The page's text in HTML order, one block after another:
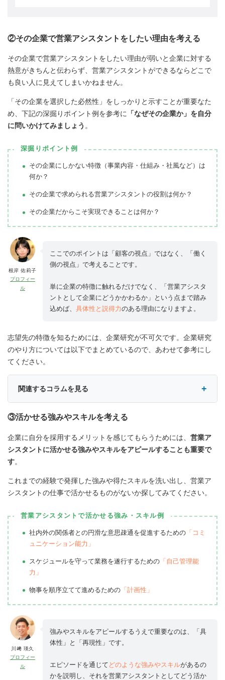
②その企業で営業アシスタントをしたい理由を考える
その企業で営業アシスタントをしたい理由が弱いと企業に対する
熱意がきちんと伝わらず、営業アシスタントができるならどこで
も良い人に見えてしまいかねません。
「その企業を選択した必然性」をしっかりと示すことが重要なた
め、下記の深掘りポイント例を参考に
「なぜその企業か」を自分
に問いかけてみましょう 。
深掘りポイント例
その企業にしかない特徴（事業内容・仕組み・社風など）は
何か？
その企業で求められる営業アシスタントの役割は何か？
その企業だからこそ実現できることは何か？
根岸 佑莉子
プロフィー
ル
ここでのポイントは「顧客の視点」ではなく、「働く
側の視点」で考えることです。
単に企業の特徴に触れるだけでなく、「営業アシスタ
ントとして企業にどうかかわるか」という点まで踏み
込めば、 具体性と説得力のある理由になりますよ。
志望先の特徴を知るためには、企業研究が不可欠です。企業研究
のやり方については以下でまとめているので、あわせて参考にし
てください。
関連するコラムを見る
③活かせる強みやスキルを考える
企業に自分を採用するメリットを感じてもらうためには、 営業ア
シスタントに活かせる強みやスキルをアピールすることも重要で
す。
これまでの経験で発揮した強みや得たスキルを洗い出し、営業ア
シスタントの仕事で活かせるものがないか探してみてください。
営業アシスタントで活かせる強み・スキル例
社内外の関係者との円滑な意思疎通を促進するための 「コミ
ュニケーション能力」
スケジュールを守って業務を遂行するための 「自己管理能
力」
物事を順序立てて進めるための 「計画性」
川﨑 瑛久
プロフィー
ル
強みやスキルをアピールするうえで重要なのは、「具
体性」と「再現性」です。
エピソードを通じて どのような強みやスキルがあるの
かを説明し、それを営業アシスタントとしてどう活か